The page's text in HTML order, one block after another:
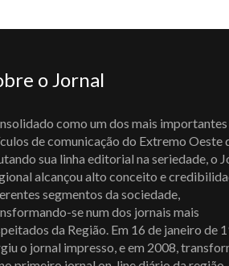
o Jornal
como um dos mais importantes
de comunicação do Extremo Oeste
sua linha editorial na seriedade, o
alcançou alto conceito e
segmentos da sociedade,
se num dos jornais mais
da Região. Em 16 de janeiro de
o jornal impresso, e em 2008,